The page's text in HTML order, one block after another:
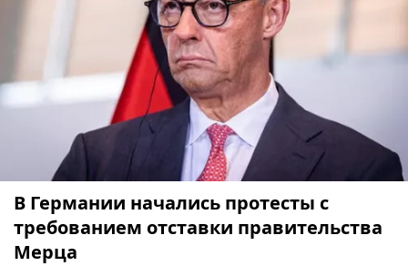
В Германии начались протесты с
требованием отставки правительства
Мерца